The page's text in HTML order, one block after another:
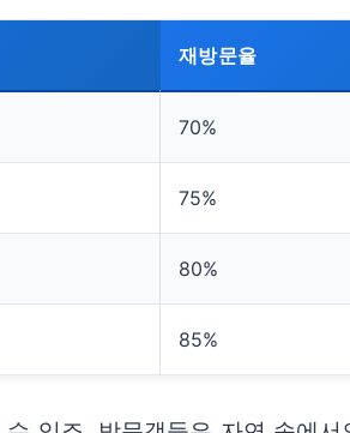
재방문율
70%
75%
80%
85%